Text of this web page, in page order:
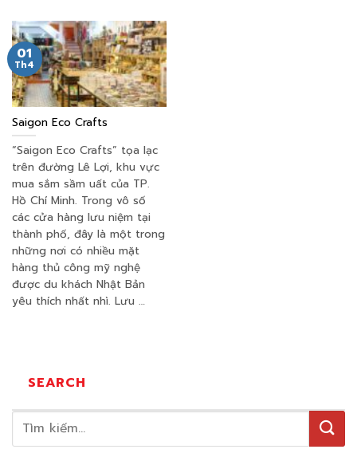
SEARCH
Saigon Eco Crafts
“Saigon Eco Crafts” tọa lạc
trên đường Lê Lợi, khu vực
mua sắm sầm uất của TP.
Hồ Chí Minh. Trong vô số
các cửa hàng lưu niệm tại
thành phố, đây là một trong
những nơi có nhiều mặt
hàng thủ công mỹ nghệ
được du khách Nhật Bản
yêu thích nhất nhì. Lưu …
01
Th4